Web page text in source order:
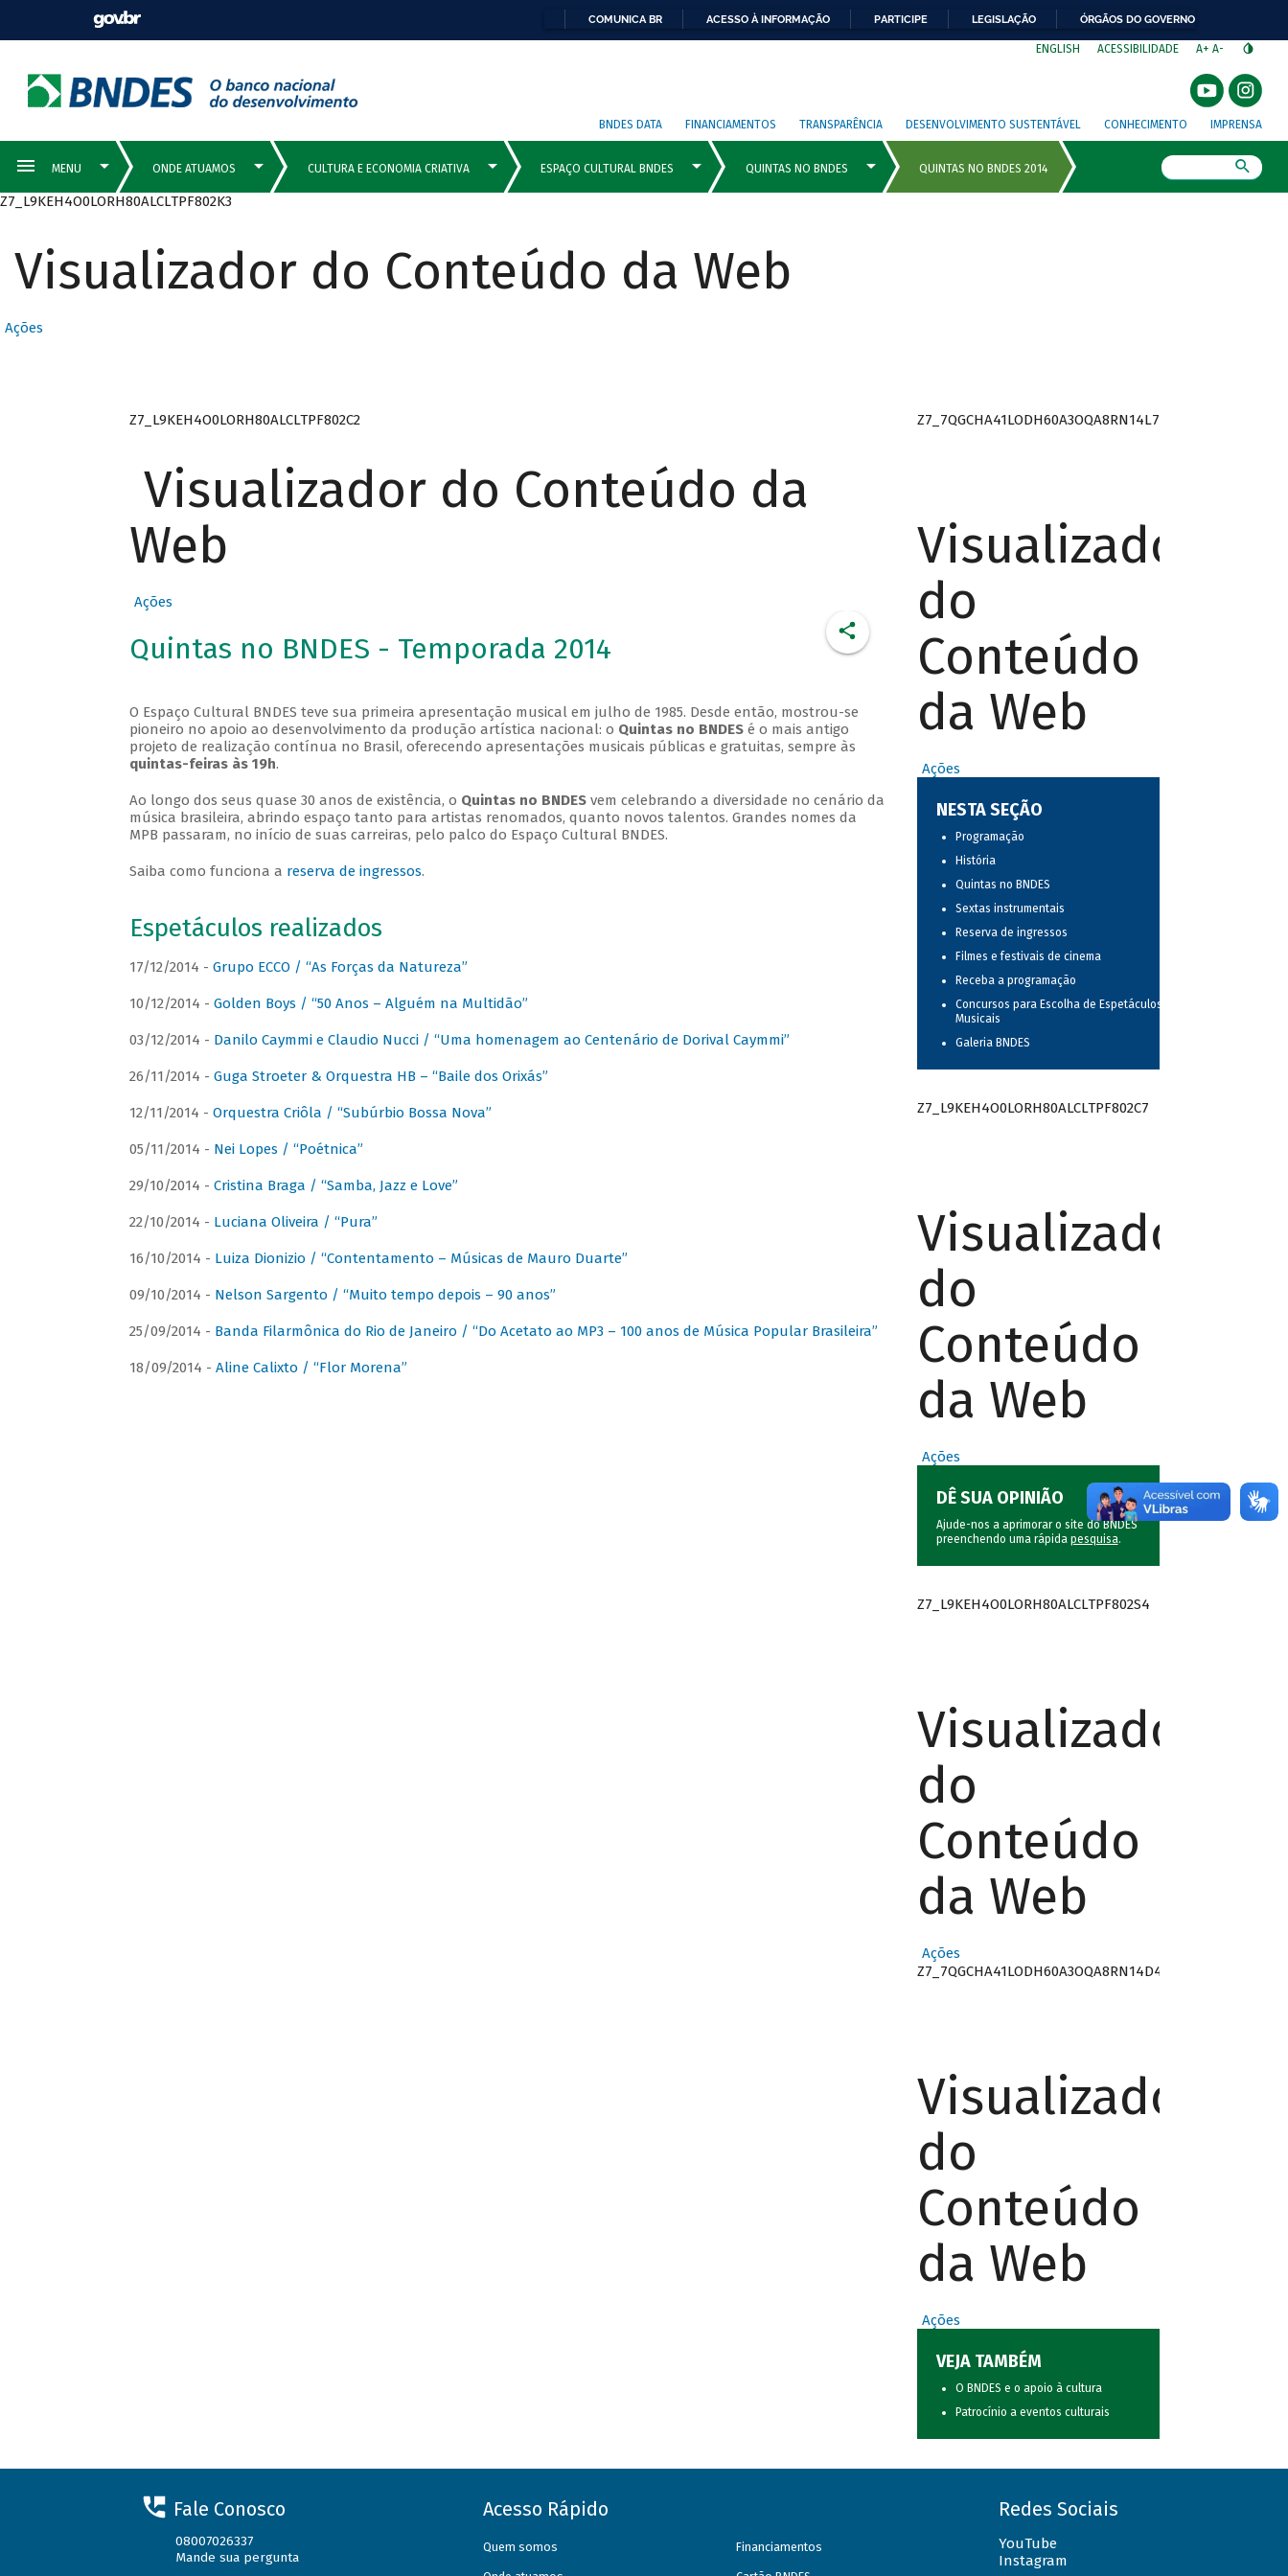
COMUNICA BR ACESSO À INFORMAÇÃO PARTICIPE LEGISLAÇÃO ÓRGÃOS DO GOVERNO
ENGLISH ACESSIBILIDADE A+ A-
BNDES DATA FINANCIAMENTOS TRANSPARÊNCIA DESENVOLVIMENTO SUSTENTÁVEL CONHECIMENTO IMPRENSA
Z7_L9KEH4O0LORH80ALCLTPF802K3
Visualizador do Conteúdo da Web
Ações
Z7_L9KEH4O0LORH80ALCLTPF802C2
Visualizador do Conteúdo da
Web
Ações
Quintas no BNDES - Temporada 2014
O Espaço Cultural BNDES teve sua primeira apresentação musical em julho de 1985. Desde então, mostrou-se
pioneiro no apoio ao desenvolvimento da produção artística nacional: o Quintas no BNDESé o mais antigo
projeto de realização contínua no Brasil, oferecendo apresentações musicais públicas e gratuitas, sempre às
quintas-feiras às 19h.
Ao longo dos seus quase 30 anos de existência, o Quintas no BNDESvem celebrando a diversidade no cenário da
música brasileira, abrindo espaço tanto para artistas renomados, quanto novos talentos. Grandes nomes da
MPB passaram, no início de suas carreiras, pelo palco do Espaço Cultural BNDES.
Saiba como funciona a reserva de ingressos.
Espetáculos realizados
17/12/2014 - Grupo ECCO / “As Forças da Natureza”
10/12/2014 - Golden Boys / “50 Anos – Alguém na Multidão”
03/12/2014 - Danilo Caymmi e Claudio Nucci / “Uma homenagem ao Centenário de Dorival Caymmi”
26/11/2014 - Guga Stroeter & Orquestra HB – “Baile dos Orixás”
12/11/2014 - Orquestra Criôla / “Subúrbio Bossa Nova”
05/11/2014 - Nei Lopes / “Poétnica”
29/10/2014 - Cristina Braga / “Samba, Jazz e Love”
22/10/2014 - Luciana Oliveira / “Pura”
16/10/2014 - Luiza Dionizio / “Contentamento – Músicas de Mauro Duarte”
09/10/2014 - Nelson Sargento / “Muito tempo depois – 90 anos”
25/09/2014 - Banda Filarmônica do Rio de Janeiro / “Do Acetato ao MP3 – 100 anos de Música Popular Brasileira”
18/09/2014 - Aline Calixto / “Flor Morena”
Z7_7QGCHA41LODH60A3OQA8RN14L7
Visualizador
do
Conteúdo
da Web
Ações
NESTA SEÇÃO
Programação
História
Quintas no BNDES
Sextas instrumentais
Reserva de ingressos
Filmes e festivais de cinema
Receba a programação
Concursos para Escolha de Espetáculos
Musicais
Galeria BNDES
Z7_L9KEH4O0LORH80ALCLTPF802C7
Visualizador
do
Conteúdo
da Web
Ações
DÊ SUA OPINIÃO
Ajude-nos a aprimorar o site do BNDES
preenchendo uma rápida pesquisa.
Z7_L9KEH4O0LORH80ALCLTPF802S4
Visualizador
do
Conteúdo
da Web
Ações
Z7_7QGCHA41LODH60A3OQA8RN14D4
Visualizador
do
Conteúdo
da Web
Ações
VEJA TAMBÉM
O BNDES e o apoio à cultura
Patrocínio a eventos culturais
Fale Conosco
08007026337
Mande sua pergunta
Acesso Rápido
Quem somos Financiamentos
Redes Sociais
YouTube
Instagram